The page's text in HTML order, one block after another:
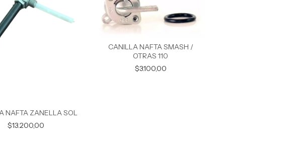
NAFTA ZANELLA SOL
$13.200,00
CANILLA NAFTA SMASH /
OTRAS 110
$3.100,00